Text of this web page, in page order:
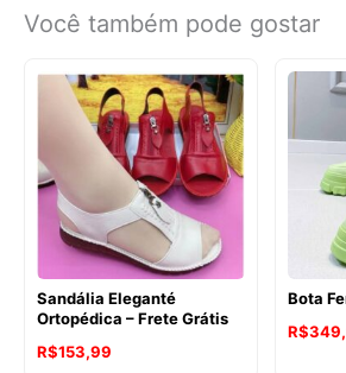
Você também pode gostar
Sandália Eleganté
Ortopédica – Frete Grátis
R$153,99
Bota
R$